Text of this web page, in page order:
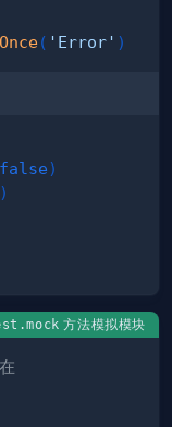
( 'Error' )
false)
)
方法模拟模块